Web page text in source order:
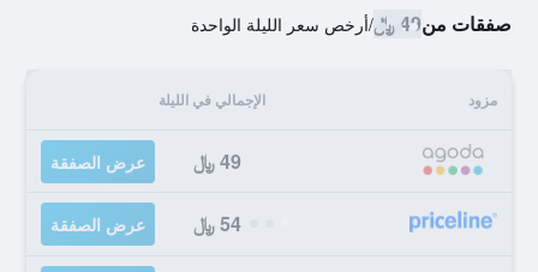
صفقات من49 ﷼ /أرخص سعر الليلة الواحدة
مزود الإجمالي في الليلة
49 ﷼ عرض الصفقة
54 ﷼ عرض الصفقة